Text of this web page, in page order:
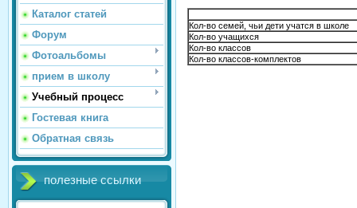
Каталог статей
Форум
Фотоальбомы
прием в школу
Учебный процесс
Гостевая книга
Обратная связь
полезные ссылки
Кол-во семей, чьи дети учатся в школе
Кол-во учащихся
Кол-во классов
Кол-во классов-комплектов